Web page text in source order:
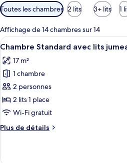
Filtres
disponibles
pour
les
chambres
Toutes les chambres 2 lits 3+ lits 1
Affichage de 14 chambres sur 14
Afficher
toutes
les
photos
pour
ce
type
chambre :
6
Chambre Standard avec lits
17 m²
1 chambre
2 personnes
2 lits 1 place
Wi-Fi gratuit
Plus de détails
Plus